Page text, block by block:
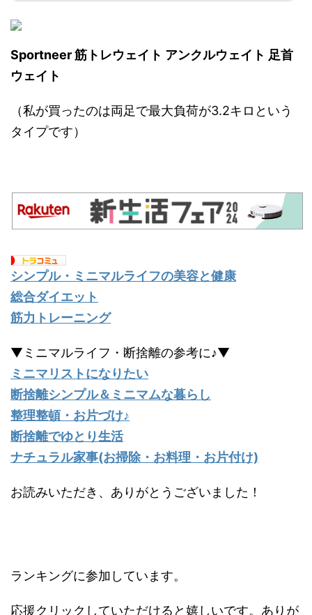
Sportneer 筋トレウェイト アンクルウェイト 足首
ウェイト
（私が買ったのは両足で最大負荷が3.2キロという
タイプです）
シンプル・ミニマルライフの美容と健康
総合ダイエット
筋力トレーニング
▼ミニマルライフ・断捨離の参考に♪▼
ミニマリストになりたい
断捨離シンプル＆ミニマムな暮らし
整理整頓・お片づけ♪
断捨離でゆとり生活
ナチュラル家事(お掃除・お料理・お片付け)
お読みいただき、ありがとうございました！
ランキングに参加しています。
応援クリックしていただけると嬉しいです。ありが